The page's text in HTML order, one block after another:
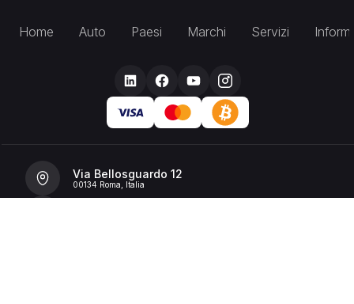
Home Auto Paesi Marchi Servizi
Via Bellosguardo 12
00134 Roma, Italia